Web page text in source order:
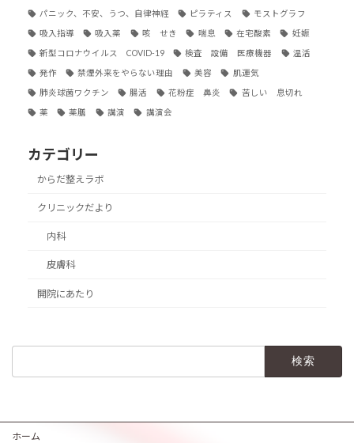
パニック、不安、うつ、自律神経 ピラティス モストグラフ
吸入指導 吸入薬 咳 せき 喘息 在宅酸素 妊娠
新型コロナウイルス COVID-19 検査 設備 医療機器 温活
発作 禁煙外来をやらない理由 美容 肌運気
肺炎球菌ワクチン 腸活 花粉症 鼻炎 苦しい 息切れ
薬 薬膳 講演 講演会
カテゴリー
からだ整えラボ
クリニックだより
内科
皮膚科
開院にあたり
ホーム